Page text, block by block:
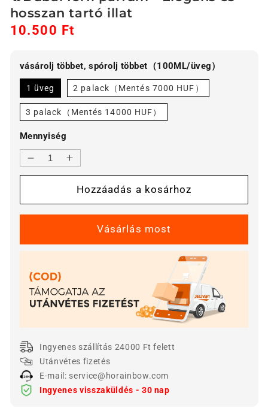
hosszan tartó illat
Normál
ár
10.500 Ft
Akciós
vásárolj többet, spórolj többet（100ML/üveg）
1 üveg 2 palack（Mentés 7000 HUF）
3 palack（Mentés 14000 HUF）
Mennyiség
🔥
Dubai
parfüm
-
és
tartó
illat
mennyiségének
🔥
Dubai
férfi
parfüm
-
Elegáns
és
illat
mennyiségének
Hozzáadás a kosárhoz
Ingyenes szállítás 24000 Ft felett
Utánvétes fizetés
E-mail: service@horainbow.com
Ingyenes visszaküldés - 30 nap